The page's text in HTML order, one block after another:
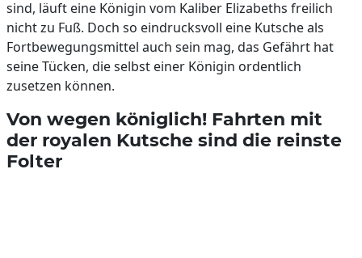
sind, läuft eine Königin vom Kaliber Elizabeths freilich
nicht zu Fuß. Doch so eindrucksvoll eine Kutsche als
Fortbewegungsmittel auch sein mag, das Gefährt hat
seine Tücken, die selbst einer Königin ordentlich
zusetzen können.
Von wegen königlich! Fahrten mit
der royalen Kutsche sind die reinste
Folter